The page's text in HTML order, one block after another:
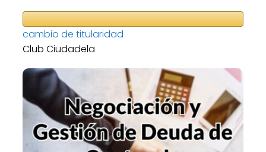
cambio de titularidad
Club Ciudadela